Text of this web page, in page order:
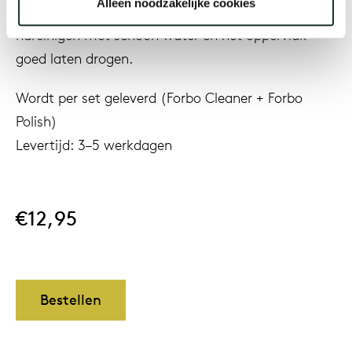
schoonmaakmiddelen (pH-neutrale zeep). Altijd
nareinigen met schoon water en het oppervlak
goed laten drogen.
Wordt per set geleverd (Forbo Cleaner + Forbo
Polish)
Levertijd: 3–5 werkdagen
€12,95
Bestellen